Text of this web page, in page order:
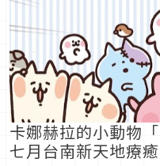
卡娜赫拉的小動物
七月台南新天地療癒